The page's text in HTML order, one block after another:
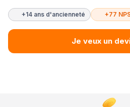
+14 ans d'ancienneté +77
Je veux un